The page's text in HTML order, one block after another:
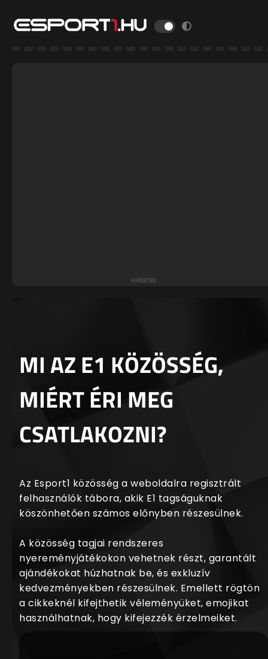
MI AZ E1 KÖZÖSSÉG,
MIÉRT ÉRI MEG
CSATLAKOZNI?
Az Esport1 közösség a weboldalra regisztrált
felhasználók tábora, akik E1 tagságuknak
köszönhetően számos előnyben részesülnek.
A közösség tagjai rendszeres
nyereményjátékokon vehetnek részt, garantált
ajándékokat húzhatnak be, és exkluzív
kedvezményekben részesülnek. Emellett rögtön
a cikkeknél kifejthetik véleményüket, emojikat
használhatnak, hogy kifejezzék érzelmeiket.